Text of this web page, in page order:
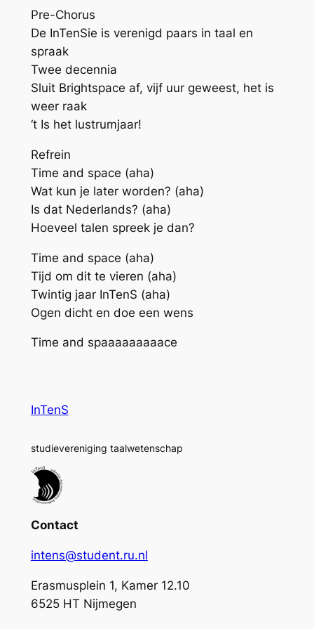
Pre-Chorus
De InTenSie is verenigd paars in taal en
spraak
Twee decennia
Sluit Brightspace af, vijf uur geweest, het is
weer raak
‘t Is het lustrumjaar!
Refrein
Time and space (aha)
Wat kun je later worden? (aha)
Is dat Nederlands? (aha)
Hoeveel talen spreek je dan?
Time and space (aha)
Tijd om dit te vieren (aha)
Twintig jaar InTenS (aha)
Ogen dicht en doe een wens
Time and spaaaaaaaaace
InTenS
studievereniging taalwetenschap
Contact
intens@student.ru.nl
Erasmusplein 1, Kamer 12.10
6525 HT Nijmegen